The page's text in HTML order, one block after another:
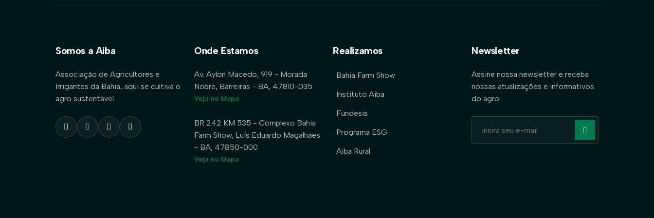
Somos a Aiba
Associação de Agricultores e
Irrigantes da Bahia, aqui se cultiva o
agro sustentável.
Onde Estamos
Av. Aylon Macedo, 919 - Morada
Nobre, Barreiras - BA, 47810-035
Veja no Mapa
BR 242 KM 535 - Complexo Bahia
Farm Show, Luís Eduardo Magalhães
- BA, 47850-000
Veja no Mapa
Realizamos
Bahia Farm Show
Instituto Aiba
Fundesis
Programa ESG
Aiba Rural
Newsletter
Assine nossa newsletter e receba
nossas atualizações e informativos
do agro.